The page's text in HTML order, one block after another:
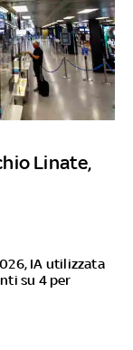
Linate,
IA utilizzata
su 4 per